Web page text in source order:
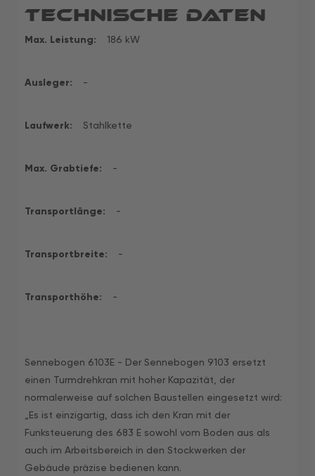
Technische Daten
Max. Leistung: 186 kW
Ausleger: -
Laufwerk: Stahlkette
Max. Grabtiefe: -
Transportlänge: -
Transportbreite: -
Transporthöhe: -
Sennebogen 6103E - Der Sennebogen 9103 ersetzt
einen Turmdrehkran mit hoher Kapazität, der
normalerweise auf solchen Baustellen eingesetzt wird:
„Es ist einzigartig, dass ich den Kran mit der
Funksteuerung des 683 E sowohl vom Boden aus als
auch im Arbeitsbereich in den Stockwerken der
Gebäude präzise bedienen kann.